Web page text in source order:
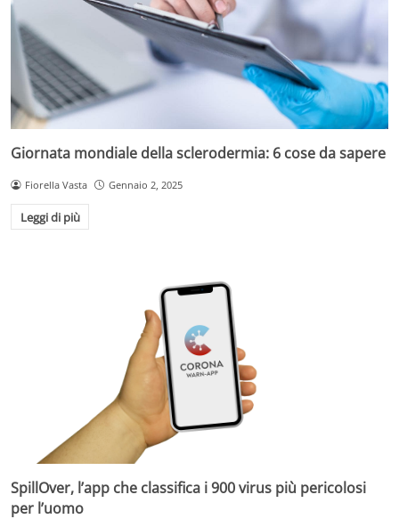
Giornata mondiale della sclerodermia: 6 cose da sapere
Fiorella Vasta Gennaio 2, 2025
Leggi di più
SpillOver, l’app che classifica i 900 virus più pericolosi
per l’uomo